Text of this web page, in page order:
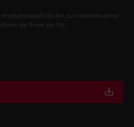
Produktauswahl bis hin zur Inbetriebnahme
bei Ihnen vor Ort.